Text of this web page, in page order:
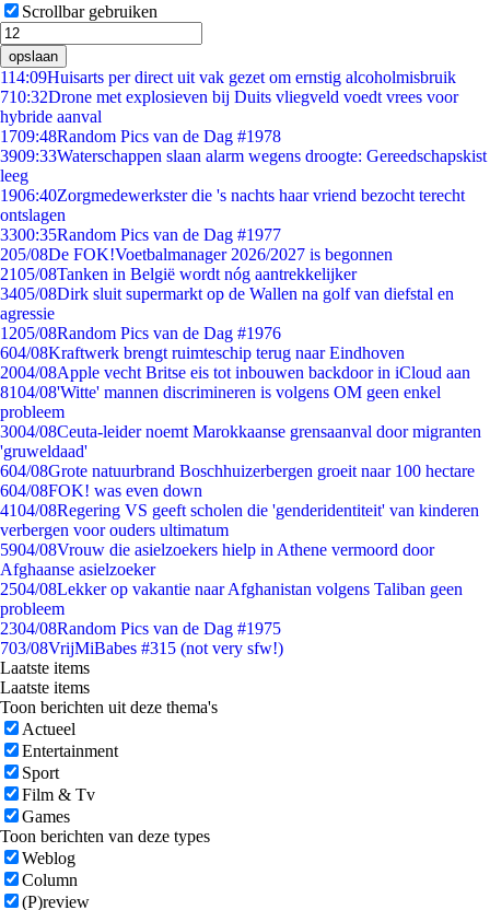
Scrollbar gebruiken
opslaan
114:09Huisarts per direct uit vak gezet om ernstig alcoholmisbruik
710:32Drone met explosieven bij Duits vliegveld voedt vrees voor
hybride aanval
1709:48Random Pics van de Dag #1978
3909:33Waterschappen slaan alarm wegens droogte: Gereedschapskist
leeg
1906:40Zorgmedewerkster die 's nachts haar vriend bezocht terecht
ontslagen
3300:35Random Pics van de Dag #1977
205/08De FOK!Voetbalmanager 2026/2027 is begonnen
2105/08Tanken in België wordt nóg aantrekkelijker
3405/08Dirk sluit supermarkt op de Wallen na golf van diefstal en
agressie
1205/08Random Pics van de Dag #1976
604/08Kraftwerk brengt ruimteschip terug naar Eindhoven
2004/08Apple vecht Britse eis tot inbouwen backdoor in iCloud aan
8104/08'Witte' mannen discrimineren is volgens OM geen enkel
probleem
3004/08Ceuta-leider noemt Marokkaanse grensaanval door migranten
'gruweldaad'
604/08Grote natuurbrand Boschhuizerbergen groeit naar 100 hectare
604/08FOK! was even down
4104/08Regering VS geeft scholen die 'genderidentiteit' van kinderen
verbergen voor ouders ultimatum
5904/08Vrouw die asielzoekers hielp in Athene vermoord door
Afghaanse asielzoeker
2504/08Lekker op vakantie naar Afghanistan volgens Taliban geen
probleem
2304/08Random Pics van de Dag #1975
703/08VrijMiBabes #315 (not very sfw!)
Laatste items
Laatste items
Toon berichten uit deze thema's
Actueel
Entertainment
Sport
Film & Tv
Games
Toon berichten van deze types
Weblog
Column
(P)review